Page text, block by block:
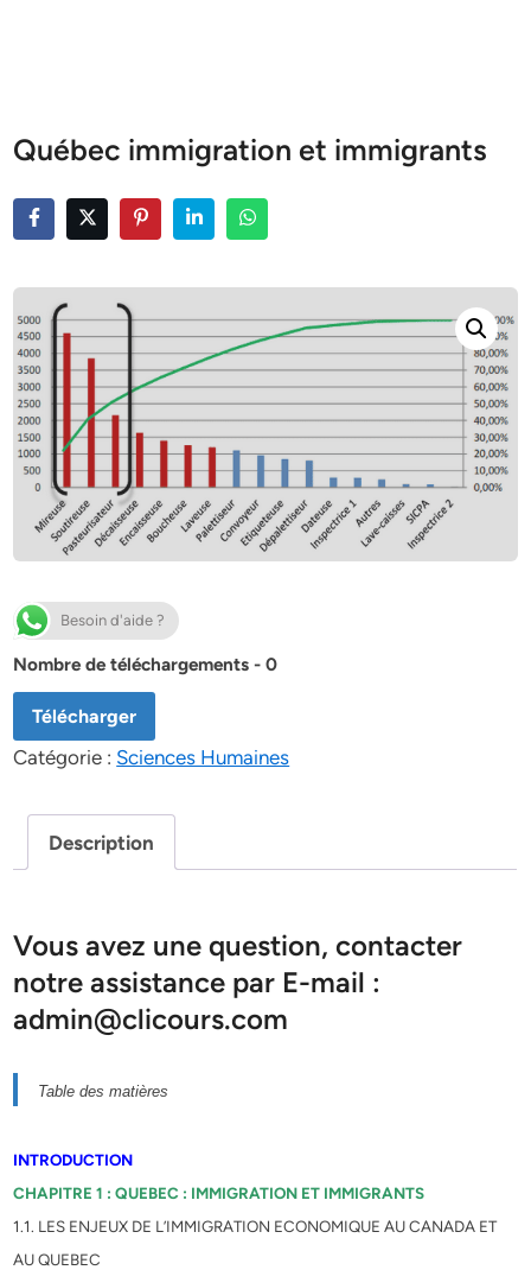
Québec immigration et immigrants
Besoin d'aide ?
Nombre de téléchargements - 0
Télécharger
Catégorie : Sciences Humaines
Description
Vous avez une question, contacter
notre assistance par E-mail :
admin@clicours.com
Table des matières
INTRODUCTION
CHAPITRE 1 : QUEBEC : IMMIGRATION ET IMMIGRANTS
1.1. LES ENJEUX DE L’IMMIGRATION ECONOMIQUE AU CANADA ET
AU QUEBEC